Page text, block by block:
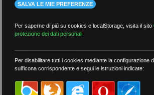
più recenti
meno recenti
per tag
SALVA LE MIE PREFERENZE
Per saperne di più su cookies e localStorage, visita il sito
protezione dei dati personali
Per disabilitare tutti i cookies mediante la configurazione
sull'icona corrispondente e segui le istruzioni indicate: